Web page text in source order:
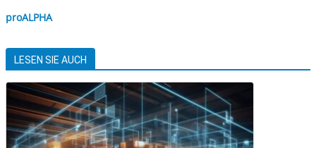
proALPHA
LESEN SIE AUCH